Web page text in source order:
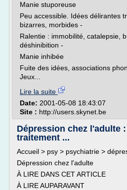
Manie stuporeuse
Peu accessible. Idées délirantes
bizarres, morbides -
Ralentie : immobilité, catalepsie,
déshinibition -
Manie inhibée
Fuite des idées, associations
Jeux...
Lire la suite
Date: 2001-05-08 18:43:07
Site : http://users.skynet.be
Dépression chez l'adulte
traitement ...
Accueil > psy > psychiatrie >
Dépression chez l'adulte
À LIRE DANS CET ARTICLE
À LIRE AUPARAVANT